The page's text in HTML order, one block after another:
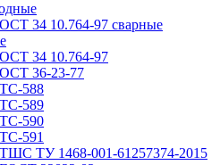
34 10.764-97 сварные
34 10.764-97
36-23-77
588
589
590
591
ТУ 1468-001-61257374-2015